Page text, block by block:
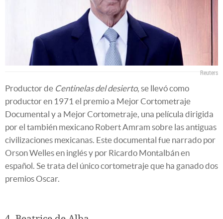
Reuters
Productor de Centinelas del desierto, se llevó como
productor en 1971 el premio a Mejor Cortometraje
Documental y a Mejor Cortometraje, una película dirigida
por el también mexicano Robert Amram sobre las antiguas
civilizaciones mexicanas. Este documental fue narrado por
Orson Welles en inglés y por Ricardo Montalbán en
español. Se trata del único cortometraje que ha ganado dos
premios Oscar.